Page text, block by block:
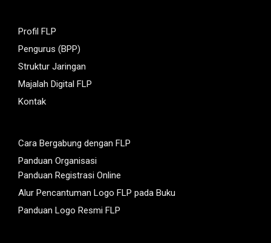
Profil FLP
Pengurus (BPP)
Struktur Jaringan
Majalah Digital FLP
Kontak
Cara Bergabung dengan FLP
Panduan Organisasi
Panduan Registrasi Online
Alur Pencantuman Logo FLP pada Buku
Panduan Logo Resmi FLP